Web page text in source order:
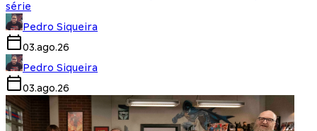
série
Pedro Siqueira
03.ago.26
Pedro Siqueira
03.ago.26